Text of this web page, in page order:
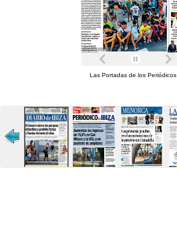
Las Portadas de los Periódicos